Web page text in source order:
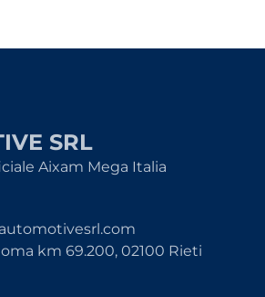
SRL
Aixam Mega Italia
km 69.200, 02100 Rieti